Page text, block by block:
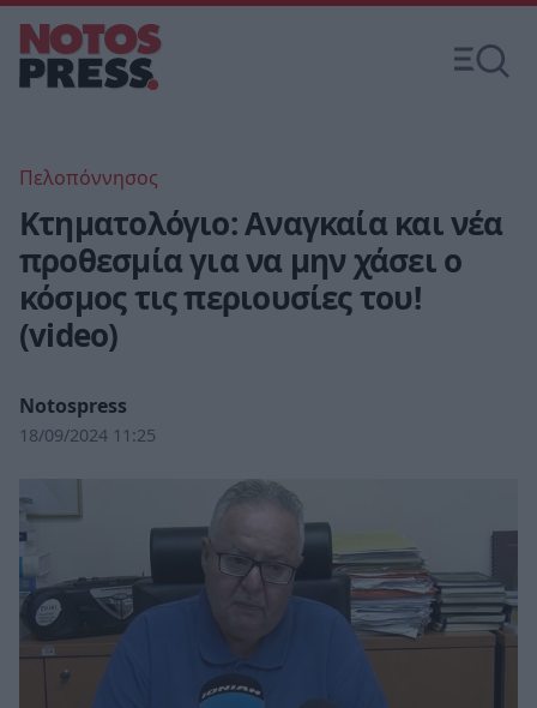
Πελοπόννησος
Κτηματολόγιο: Αναγκαία και νέα
προθεσμία για να μην χάσει ο
κόσμος τις περιουσίες του!
(video)
Notospress
18/09/2024 11:25